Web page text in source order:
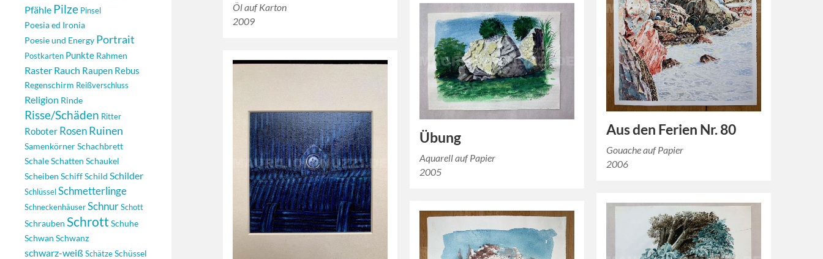
Pfähle Pilze Pinsel
Poesia ed Ironia
Poesie und Energy Portrait
Postkarten Punkte Rahmen
Raster Rauch Raupen Rebus
Regenschirm Reißverschluss
Religion Rinde
Risse/Schäden Ritter
Roboter RosenRuinen
SamenkörnerSchachbrett
SchaleSchatten Schaukel
Scheiben SchiffSchild Schilder
SchlüsselSchmetterlinge
SchneckenhäuserSchnurSchott
Schrauben Schrott Schuhe
Schwan Schwanz
schwarz-weiß SchätzeSchüssel
Öl auf Karton
2009
Aus den Ferien Nr. 80
Gouache auf Papier
2006
Übung
Aquarell auf Papier
2005